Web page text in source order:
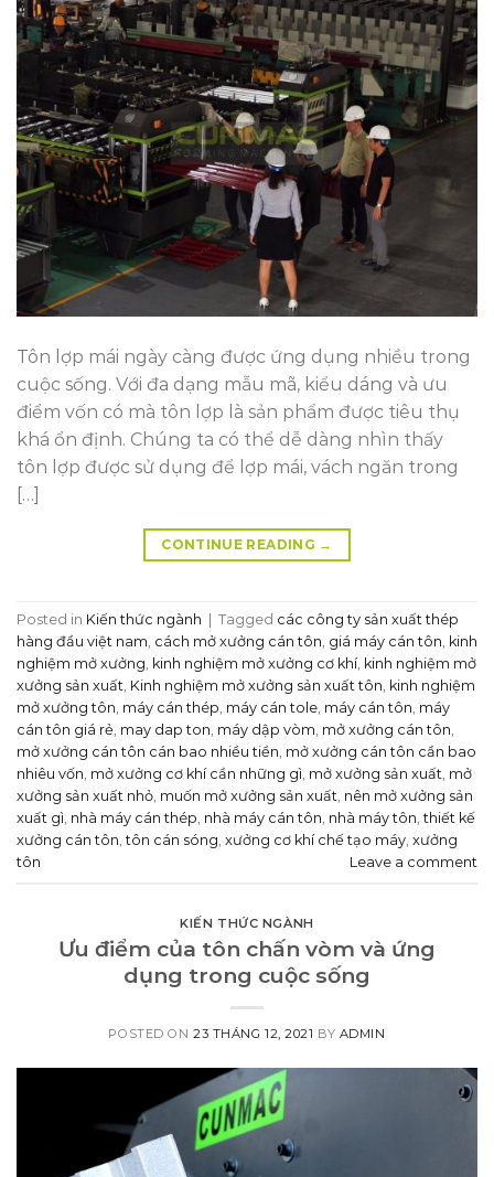
Tôn lợp mái ngày càng được ứng dụng nhiều trong
cuộc sống. Với đa dạng mẫu mã, kiểu dáng và ưu
điểm vốn có mà tôn lợp là sản phẩm được tiêu thụ
khá ổn định. Chúng ta có thể dễ dàng nhìn thấy
tôn lợp được sử dụng để lợp mái, vách ngăn trong
[…]
CONTINUE READING →
Posted in Kiến thức ngành Tagged các công ty sản xuất thép
hàng đầu việt nam, cách mở xưởng cán tôn, giá máy cán tôn, kinh
nghiệm mở xưởng, kinh nghiệm mở xưởng cơ khí, kinh nghiệm mở
xưởng sản xuất, Kinh nghiệm mở xưởng sản xuất tôn, kinh nghiệm
mở xưởng tôn, máy cán thép, máy cán tole, máy cán tôn, máy
cán tôn giá rẻ, may dap ton, máy dập vòm, mở xưởng cán tôn,
mở xưởng cán tôn cán bao nhiều tiền, mở xưởng cán tôn cần bao
nhiêu vốn, mở xưởng cơ khí cần những gì, mở xưởng sản xuất, mở
xưởng sản xuất nhỏ, muốn mở xưởng sản xuất, nên mở xưởng sản
xuất gì, nhà máy cán thép, nhà máy cán tôn, nhà máy tôn,thiết kế
xưởng cán tôn,tôn cán sóng, xưởng cơ khí chế tạo máy, xưởng
tôn
Leave a comment
KIẾN THỨC NGÀNH
Ưu điểm của tôn chấn vòm và ứng
dụng trong cuộc sống
POSTED ON 23 THÁNG 12, 2021 BY ADMIN